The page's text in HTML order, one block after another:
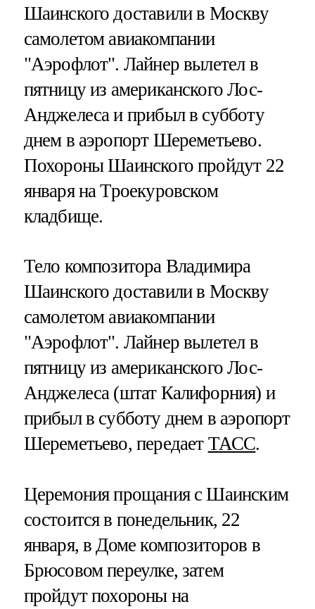
Шаинского доставили в Москву
самолетом авиакомпании
"Аэрофлот". Лайнер вылетел в
пятницу из американского Лос-
Анджелеса и прибыл в субботу
днем в аэропорт Шереметьево.
Похороны Шаинского пройдут 22
января на Троекуровском
кладбище.
Тело композитора Владимира
Шаинского доставили в Москву
самолетом авиакомпании
"Аэрофлот". Лайнер вылетел в
пятницу из американского Лос-
Анджелеса (штат Калифорния) и
прибыл в субботу днем в аэропорт
Шереметьево, передает ТАСС.
Церемония прощания с Шаинским
состоится в понедельник, 22
января, в Доме композиторов в
Брюсовом переулке, затем
пройдут похороны на